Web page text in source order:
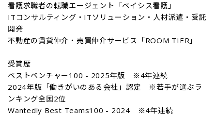
看護求職者の転職エージェント「ベイシス看護」
ITコンサルティング・ITソリューション・人材派遣・受託
開発
不動産の賃貸仲介・売買仲介サービス「ROOM TIER」
受賞歴
ベストベンチャー100 - 2025年版　※4年連続
2024年版「働きがいのある会社」認定　※若手が選ぶラ
ンキング全国2位
Wantedly Best Teams100 - 2024　※4年連続